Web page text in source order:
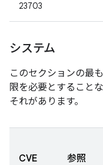
23703
システム
このセクションの最
限を必要とすること
それがあります。
CVE 参照